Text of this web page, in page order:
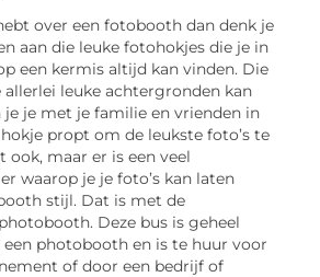
over een fotobooth dan denk je
aan die leuke fotohokjes die je in
een kermis altijd kan vinden. Die
allerlei leuke achtergronden kan
je je met je familie en vrienden in
propt om de leukste foto’s te
ook, maar er is een veel
waarop je je foto’s kan laten
stijl. Dat is met de
Deze bus is geheel
photobooth en is te huur voor
of door een bedrijf of